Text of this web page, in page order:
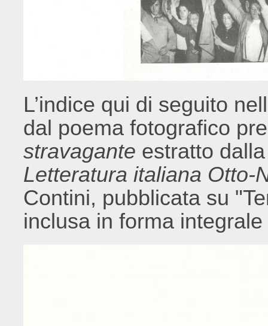
L’indice qui di seguito
dal poema fotografico
stravagante estratto
Letteratura italiana Otto-
Contini, pubblicata su
inclusa in forma